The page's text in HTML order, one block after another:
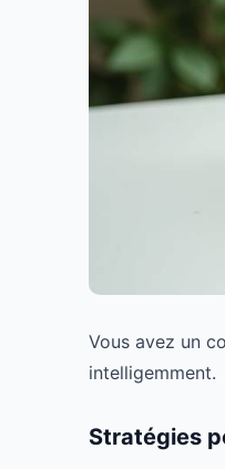
Vous avez un
intelligemment.
Stratégies